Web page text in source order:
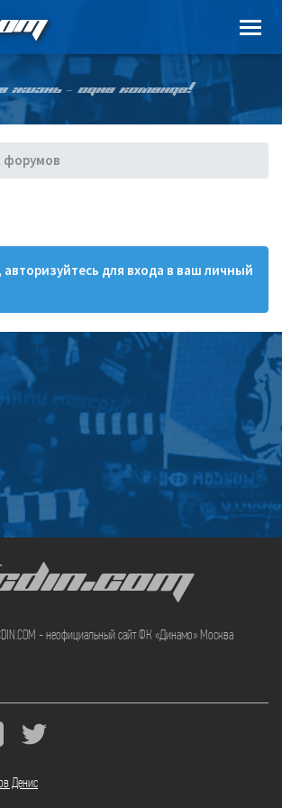
ЖИЗНЬ – ОДНА КОМАНДА!
форумов
авторизуйтесь для входа в ваш личный
- неофициальный сайт ФК «Динамо» Москва
Денис